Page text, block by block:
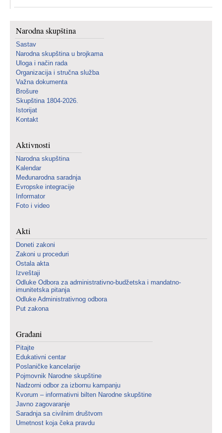
Narodna skupština
Sastav
Narodna skupština u brojkama
Uloga i način rada
Organizacija i stručna služba
Važna dokumenta
Brošure
Skupština 1804-2026.
Istorijat
Kontakt
Aktivnosti
Narodna skupština
Kalendar
Međunarodna saradnja
Evropske integracije
Informator
Foto i video
Akti
Doneti zakoni
Zakoni u proceduri
Ostala akta
Izveštaji
Odluke Odbora za administrativno-budžetska i mandatno-
imunitetska pitanja
Odluke Administrativnog odbora
Put zakona
Građani
Pitajte
Edukativni centar
Poslaničke kancelarije
Pojmovnik Narodne skupštine
Nadzorni odbor za izbornu kampanju
Kvorum – informativni bilten Narodne skupštine
Javno zagovaranje
Saradnja sa civilnim društvom
Umetnost koja čeka pravdu